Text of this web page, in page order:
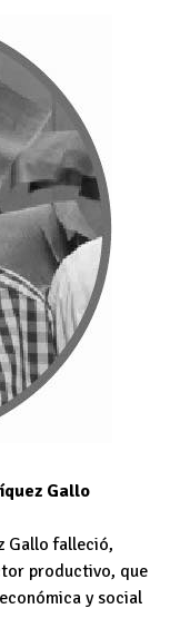
Gallo
Gallo falleció,
productivo, que
y social